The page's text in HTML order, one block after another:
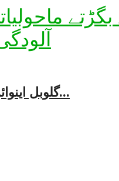
گلوبل اینوائرمنٹ آؤٹ لک رپورٹ: زمین کے ماحولیاتی توازن...